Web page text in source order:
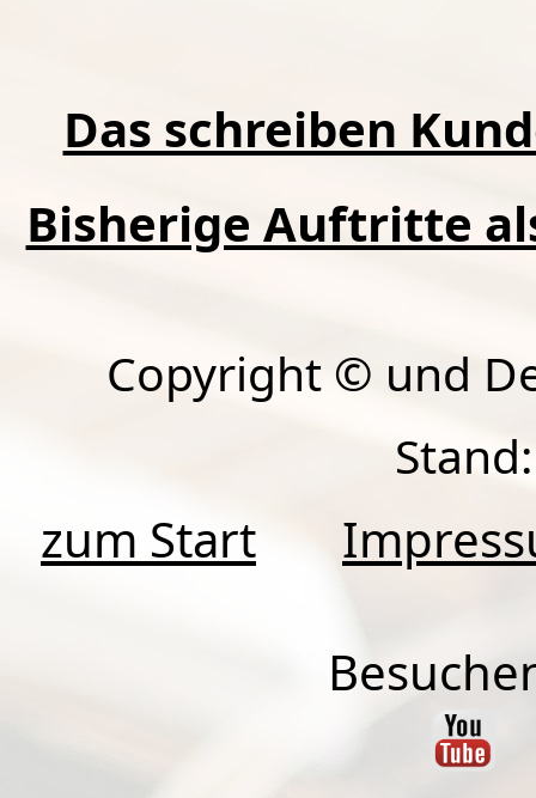
Das schreiben
Bisherige Auftritte
Copyright © und
zum Start